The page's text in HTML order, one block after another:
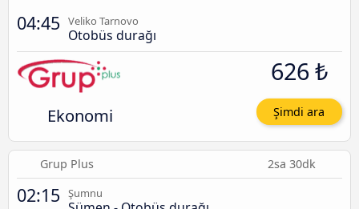
04:45 Veliko Tarnovo
Otobüs durağı
Ekonomi
626 ₺
Şimdi ara
Grup Plus 2sa 30dk
02:15 Şumnu